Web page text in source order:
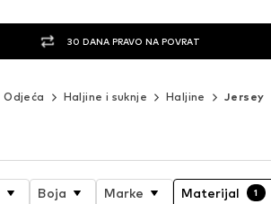
30 DANA PRAVO NA POVRAT
Odjeća Haljine i suknje Haljine Jersey
Boja Marke Materijal 1